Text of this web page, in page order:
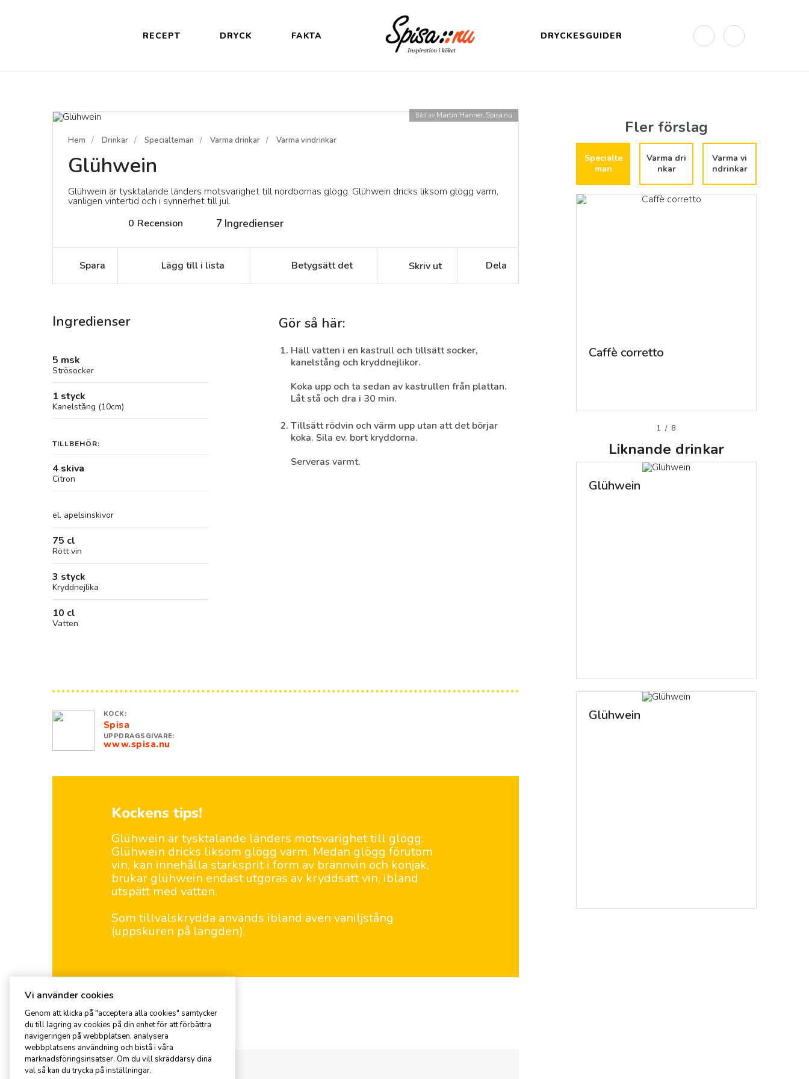
RECEPT DRYCK FAKTA DRYCKESGUIDER
Bild av Martin Hanner, Spisa.nu
Hem Drinkar Specialteman Varma drinkar Varma vindrinkar
Glühwein
Glühwein är tysktalande länders motsvarighet till nordbornas glögg. Glühwein dricks liksom glögg varm,
vanligen vintertid och i synnerhet till jul.
0 Recension 7 Ingredienser
Spara Lägg till i lista Betygsätt det Skriv ut Dela
Ingredienser
5 msk
Strösocker
1 styck
Kanelstång (10cm)
TILLBEHÖR:
4 skiva
Citron
el. apelsinskivor
75 cl
Rött vin
3 styck
Kryddnejlika
10 cl
Vatten
Gör så här:
Häll vatten i en kastrull och tillsätt socker,
kanelstång och kryddnejlikor.
Koka upp och ta sedan av kastrullen från plattan.
Låt stå och dra i 30 min.
Tillsätt rödvin och värm upp utan att det börjar
koka. Sila ev. bort kryddorna.
Serveras varmt.
KOCK:
Spisa
UPPDRAGSGIVARE:
www.spisa.nu
Kockens tips!
Glühwein är tysktalande länders motsvarighet till glögg.
Glühwein dricks liksom glögg varm. Medan glögg förutom
vin, kan innehålla starksprit i form av brännvin och konjak,
brukar glühwein endast utgöras av kryddsatt vin, ibland
utspätt med vatten.
Som tillvalskrydda används ibland även vaniljstång
(uppskuren på längden).
Kommentar
Fler förslag
Specialte
man
Varma dri
nkar
Varma vi
ndrinkar
Mango & Mint Daiquiri
(alkoholfri)
Caffè corretto
1 / 8
Liknande drinkar
Glühwein
Glühwein
Vi använder cookies
Genom att klicka på "acceptera alla cookies" samtycker
du till lagring av cookies på din enhet för att förbättra
navigeringen på webbplatsen, analysera
webbplatsens användning och bistå i våra
marknadsföringsinsatser. Om du vill skräddarsy dina
val så kan du trycka på inställningar.